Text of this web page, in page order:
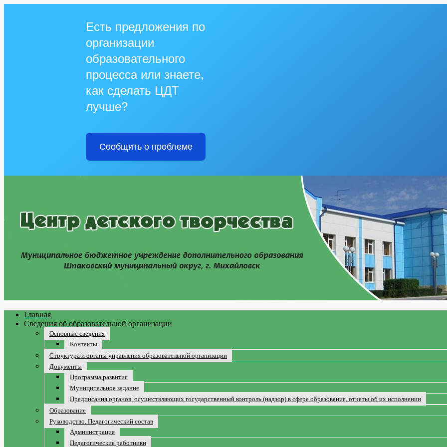
Есть предложения по
организации
образовательного
процесса или знаете,
как сделать ЦДТ
лучше?
Сообщить о проблеме
Главная
Сведения об образовательной организации
Основные сведения
Контакты
Структура и органы управления образовательной организации
Документы
Программа развития
Муниципальное задание
Предписания органов, осуществляющих государственный контроль (надзор) в сфере образования, отчеты об их исполнении
Образование
Руководство. Педагогический состав
Администрация
Педагогические работники